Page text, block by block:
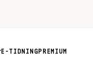
E-TIDNING PREMIUM